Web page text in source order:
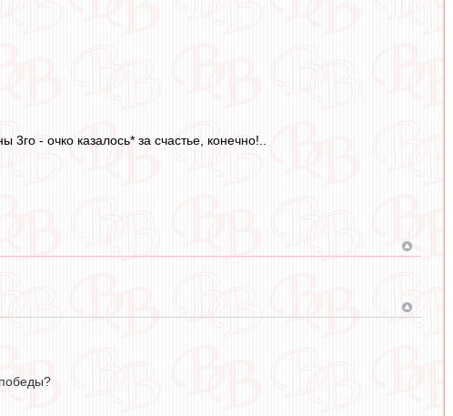
- очко казалось* за счастье, конечно!..